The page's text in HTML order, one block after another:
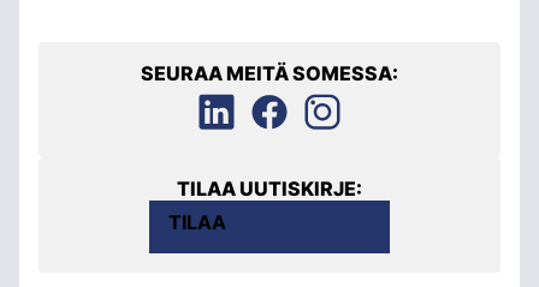
SEURAA MEITÄ SOMESSA:
TILAA UUTISKIRJE:
TILAA